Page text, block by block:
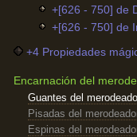
+[626 - 750] de
+[626 - 750] de
+4 Propiedades
Encarnación del
Guantes del
Pisadas del
Espinas del